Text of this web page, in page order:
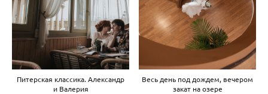
Питерская классика. Александр
и Валерия
Весь день под дождем, вечером
закат на озере